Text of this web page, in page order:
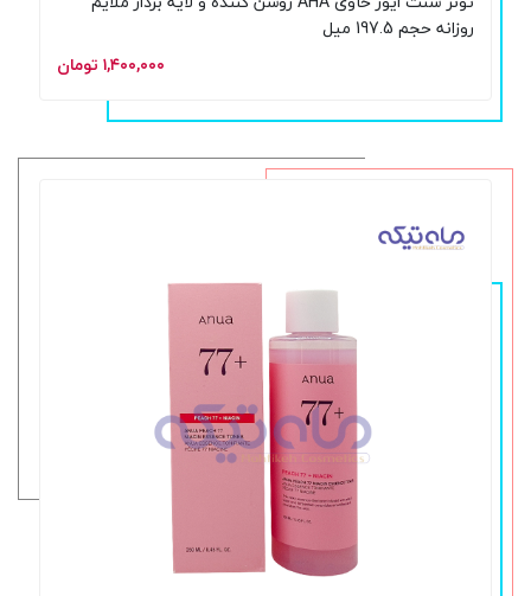
روزانه حجم 197.5 میل
۱,۴۰۰,۰۰۰ تومان